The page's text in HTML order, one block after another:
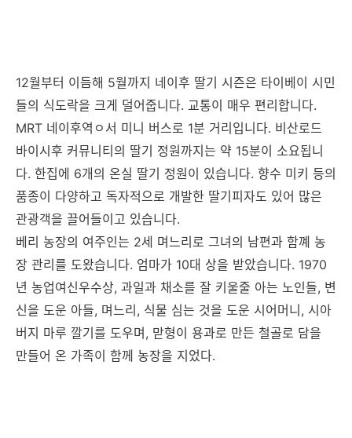
12월부터 이듬해 5월까지 네이후 딸기 시즌은 타이베이 시민
들의 식도락을 크게 덜어줍니다. 교통이 매우 편리합니다.
MRT 네이후역ㅇ서 미니 버스로 1분 거리입니다. 비산로드
바이시후 커뮤니티의 딸기 정원까지는 약 15분이 소요됩니
다. 한집에 6개의 온실 딸기 정원이 있습니다. 향수 미키 등의
품종이 다양하고 독자적으로 개발한 딸기피자도 있어 많은
관광객을 끌어들이고 있습니다.
베리 농장의 여주인는 2세 며느리로 그녀의 남편과 함꼐 농
장 관리를 도왔습니다. 엄마가 10대 상을 받았습니다. 1970
년 농업여신우수상, 과일과 채소를 잘 키울줄 아는 노인들, 변
신을 도운 아들, 며느리, 식물 심는 것을 도운 시어머니, 시아
버지 마루 깔기를 도우며, 맏형이 용과로 만든 철골로 담을
만들어 온 가족이 함께 농장을 지었다.